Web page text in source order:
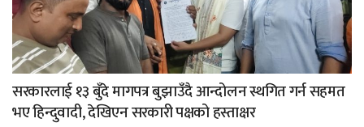
सरकारलाई १३ बुँदे मागपत्र बुझाउँदै आन्दोलन स्थगित गर्न सहमत
भए हिन्दुवादी, देखिएन सरकारी पक्षको हस्ताक्षर